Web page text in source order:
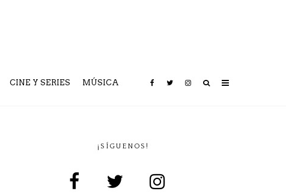
CINE Y SERIES MÚSICA
¡SÍGUENOS!